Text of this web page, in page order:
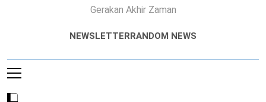
Gerakan Akhir Zaman
NEWSLETTERRANDOM NEWS